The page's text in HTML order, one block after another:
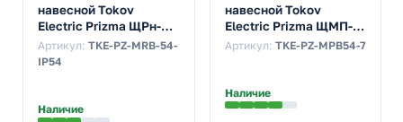
навесной Tokov
Electric Prizma ЩРн-54
54м 520х410х120 с
Din-рейкой IP54 серый
Артикул: TKE-PZ-MRB-54-
IP54
Наличие
навесной Tokov
Electric Prizma ЩМП-7
1320х750х300 с
Артикул: TKE-PZ-MPB54-7
Наличие